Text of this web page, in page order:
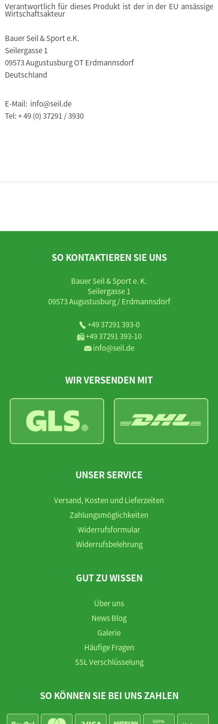
Verantwortlich für dieses Produkt ist der in der EU ansässige
Wirtschaftsakteur
Bauer Seil & Sport e.K.
Seilergasse 1
09573 Augustusburg OT Erdmannsdorf
Deutschland
E-Mail: info@seil.de
Tel: + 49 (0) 37291 / 3930
SO KONTAKTIEREN SIE UNS
Bauer Seil & Sport e. K.
Seilergasse 1
09573 Augustusburg / Erdmannsdorf
+49 37291 393-0
+49 37291 393-10
info@seil.de
WIR VERSENDEN MIT
UNSER SERVICE
Versand, Kosten und Lieferzeiten
Zahlungsmöglichkeiten
Widerrufsformular
Widerrufsbelehrung
GUT ZU WISSEN
Über uns
News Blog
Galerie
Häufige Fragen
SSL Verschlüsselung
SO KÖNNEN SIE BEI UNS ZAHLEN